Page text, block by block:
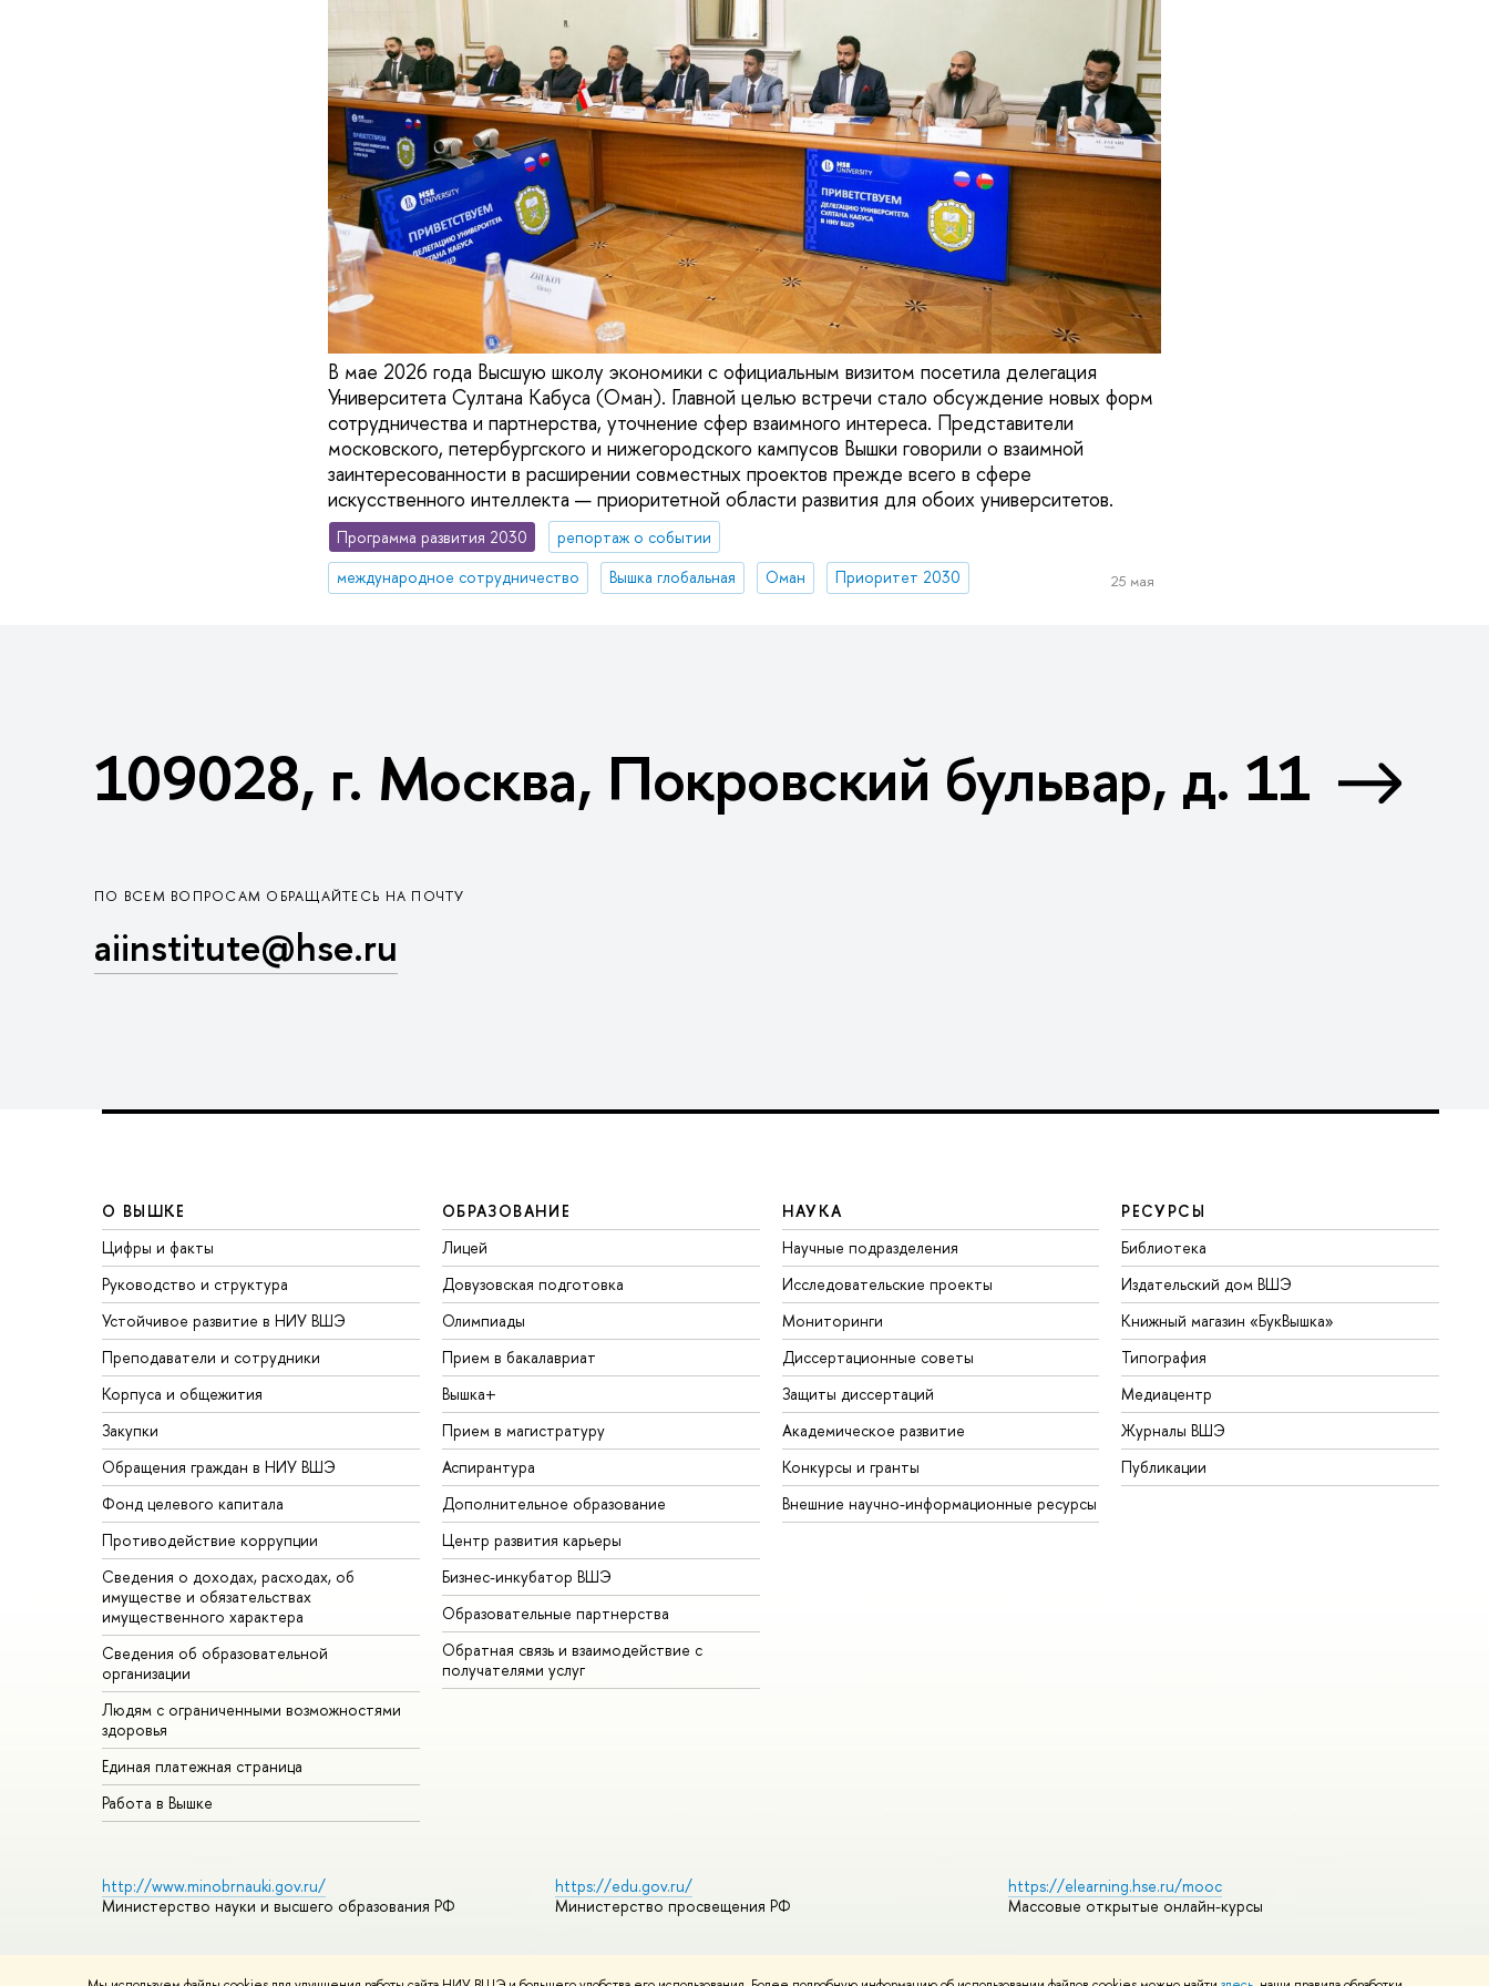
В мае 2026 года Высшую школу экономики с официальным визитом посетила делегация
Университета Султана Кабуса (Оман). Главной целью встречи стало обсуждение новых форм
сотрудничества и партнерства, уточнение сфер взаимного интереса. Представители
московского, петербургского и нижегородского кампусов Вышки говорили о взаимной
заинтересованности в расширении совместных проектов прежде всего в сфере
искусственного интеллекта — приоритетной области развития для обоих университетов.
Программа развития 2030
репортаж о событии
международное сотрудничество
Вышка глобальная Оман Приоритет 2030 25 мая
109028, г. Москва, Покровский бульвар, д. 11
ПО ВСЕМ ВОПРОСАМ ОБРАЩАЙТЕСЬ НА ПОЧТУ
aiinstitute@hse.ru
О ВЫШКЕ
Цифры и факты
Руководство и структура
Устойчивое развитие в НИУ ВШЭ
Преподаватели и сотрудники
Корпуса и общежития
Закупки
Обращения граждан в НИУ ВШЭ
Фонд целевого капитала
Противодействие коррупции
Сведения о доходах, расходах, об
имуществе и обязательствах
имущественного характера
Сведения об образовательной
организации
Людям с ограниченными возможностями
здоровья
Единая платежная страница
Работа в Вышке
ОБРАЗОВАНИЕ
Лицей
Довузовская подготовка
Олимпиады
Прием в бакалавриат
Вышка+
Прием в магистратуру
Аспирантура
Дополнительное образование
Центр развития карьеры
Бизнес-инкубатор ВШЭ
Образовательные партнерства
Обратная связь и взаимодействие с
получателями услуг
НАУКА
Научные подразделения
Исследовательские проекты
Мониторинги
Диссертационные советы
Защиты диссертаций
Академическое развитие
Конкурсы и гранты
Внешние научно-информационные ресурсы
РЕСУРСЫ
Библиотека
Издательский дом ВШЭ
Книжный магазин «БукВышка»
Типография
Медиацентр
Журналы ВШЭ
Публикации
http://www.minobrnauki.gov.ru/
Министерство науки и высшего образования РФ
https://edu.gov.ru/
Министерство просвещения РФ
https://elearning.hse.ru/mooc
Массовые открытые онлайн-курсы